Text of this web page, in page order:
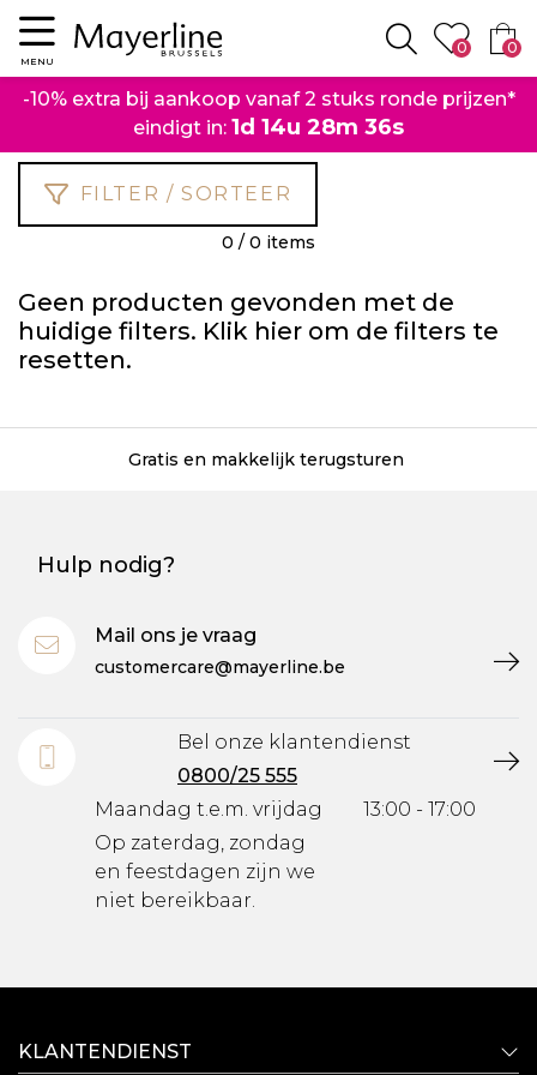
Menu
MENU Zoeken
0 0
-10% extra bij aankoop vanaf 2 stuks ronde prijzen*
eindigt in: 1d 14u 28m 36s
FILTER / SORTEER
0 / 0 items
Geen producten gevonden met de
huidige filters. Klik hier om de filters te
resetten.
Gratis en makkelijk terugsturen
Hulp nodig?
Mail ons je vraag
customercare@mayerline.be
Bel onze klantendienst
0800/25 555
Maandag t.e.m. vrijdag
Op zaterdag, zondag
en feestdagen zijn we
niet bereikbaar.
13:00 - 17:00
KLANTENDIENST